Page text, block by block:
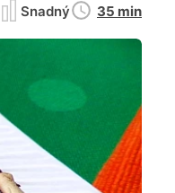
Snadný
Doba
35 min